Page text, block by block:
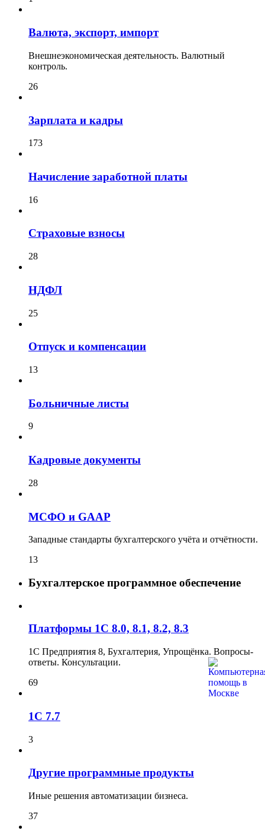
Валюта, экспорт, импорт
Внешнеэкономическая деятельность. Валютный
контроль.
26
Зарплата и кадры
173
Начисление заработной платы
16
Страховые взносы
28
НДФЛ
25
Отпуск и компенсации
13
Больничные листы
9
Кадровые документы
28
МСФО и GAAP
Западные стандарты бухгалтерского учёта и отчётности.
13
Бухгалтерское программное обеспечение
Платформы 1C 8.0, 8.1, 8.2, 8.3
1С Предприятия 8, Бухгалтерия, Упрощёнка. Вопросы-
ответы. Консультации.
69
1C 7.7
3
Другие программные продукты
Иные решения автоматизации бизнеса.
37